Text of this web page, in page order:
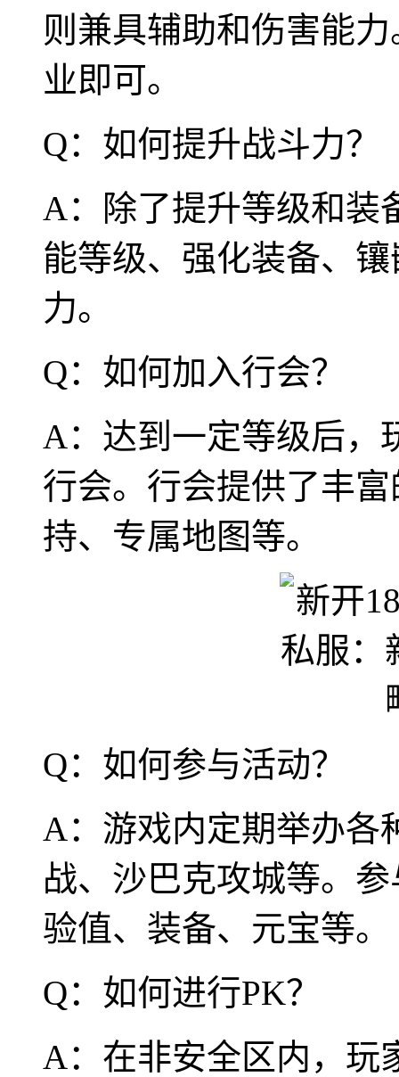
则兼具辅助和伤害能
业即可。
Q：如何提升战斗力？
A：除了提升等级和装
能等级、强化装备、
力。
Q：如何加入行会？
A：达到一定等级后，
行会。行会提供了丰
持、专属地图等。
Q：如何参与活动？
A：游戏内定期举办各
战、沙巴克攻城等。
验值、装备、元宝等。
Q：如何进行PK？
A：在非安全区内，玩